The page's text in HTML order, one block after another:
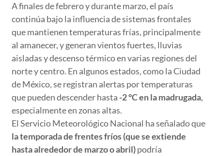
A finales de febrero y durante marzo, el país
continúa bajo la influencia de sistemas frontales
que mantienen temperaturas frías, principalmente
al amanecer, y generan vientos fuertes, lluvias
aisladas y descenso térmico en varias regiones del
norte y centro. En algunos estados, como la Ciudad
de México, se registran alertas por temperaturas
que pueden descender hasta -2 °C en la madrugada,
especialmente en zonas altas.
El Servicio Meteorológico Nacional ha señalado que
la temporada de frentes fríos (que se extiende
hasta alrededor de marzo o abril)podría